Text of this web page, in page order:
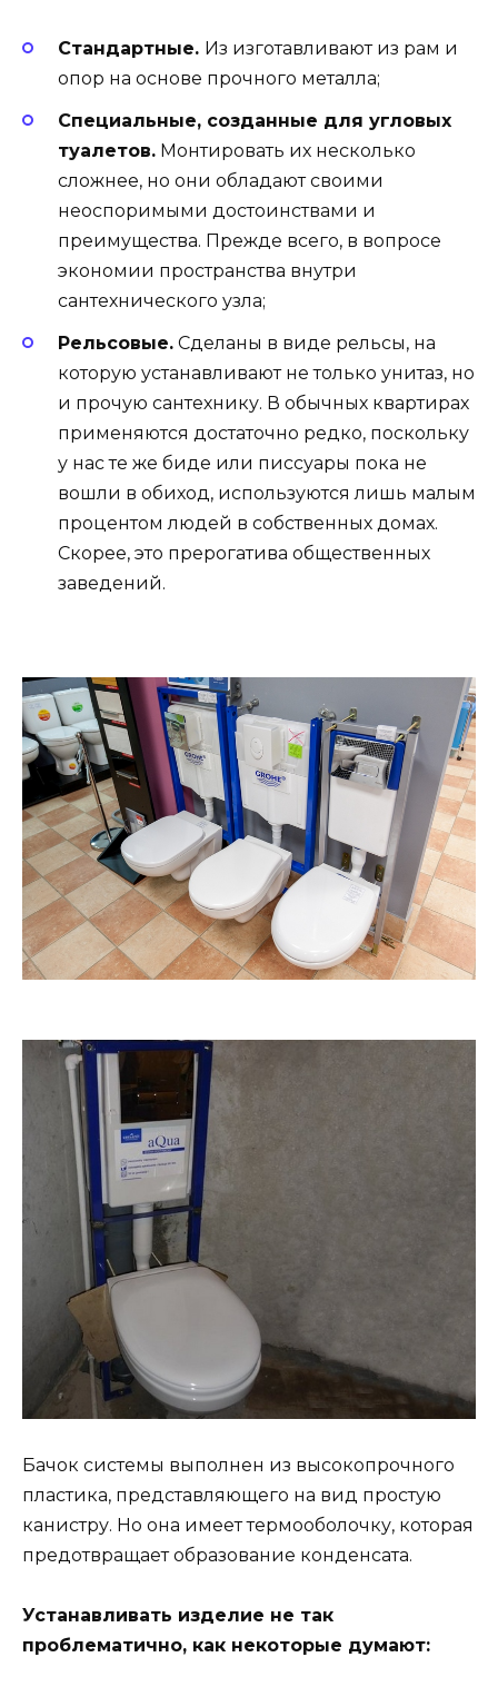
Стандартные. Из изготавливают из рам и
опор на основе прочного металла;
Специальные, созданные для угловых
туалетов. Монтировать их несколько
сложнее, но они обладают своими
неоспоримыми достоинствами и
преимущества. Прежде всего, в вопросе
экономии пространства внутри
сантехнического узла;
Рельсовые. Сделаны в виде рельсы, на
которую устанавливают не только унитаз, но
и прочую сантехнику. В обычных квартирах
применяются достаточно редко, поскольку
у нас те же биде или писсуары пока не
вошли в обиход, используются лишь малым
процентом людей в собственных домах.
Скорее, это прерогатива общественных
заведений.
Бачок системы выполнен из высокопрочного
пластика, представляющего на вид простую
канистру. Но она имеет термооболочку, которая
предотвращает образование конденсата.
Устанавливать изделие не так
проблематично, как некоторые думают: